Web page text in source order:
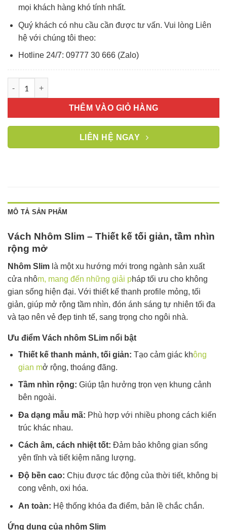
mọi khách hàng khó tính nhất.
Quý khách có nhu cầu cần được tư vấn. Vui lòng Liên
hệ với chúng tôi theo:
Hotline 24/7: 09777 30 666 (Zalo)
THÊM VÀO GIỎ HÀNG
LIÊN HỆ NGAY
MÔ TẢ SẢN PHẨM
Vách Nhôm Slim – Thiết kế tối giản, tầm nhìn
rộng mở
Nhôm Slim là một xu hướng mới trong ngành sản xuất
cửa nhôm, mang đến những giải pháp tối ưu cho không
gian sống hiện đại. Với thiết kế thanh profile mỏng, tối
giản, giúp mở rộng tầm nhìn, đón ánh sáng tự nhiên tối đa
và tạo nên vẻ đẹp tinh tế, sang trọng cho ngôi nhà.
Ưu điểm Vách nhôm SLim nổi bật
Thiết kế thanh mảnh, tối giản: Tạo cảm giác không
gian mở rộng, thoáng đãng.
Tầm nhìn rộng: Giúp tận hưởng trọn vẹn khung cảnh
bên ngoài.
Đa dạng mẫu mã: Phù hợp với nhiều phong cách kiến
trúc khác nhau.
Cách âm, cách nhiệt tốt: Đảm bảo không gian sống
yên tĩnh và tiết kiệm năng lượng.
Độ bền cao: Chịu được tác động của thời tiết, không bị
cong vênh, oxi hóa.
An toàn: Hệ thống khóa đa điểm, bản lề chắc chắn.
Ứng dụng của nhôm Slim